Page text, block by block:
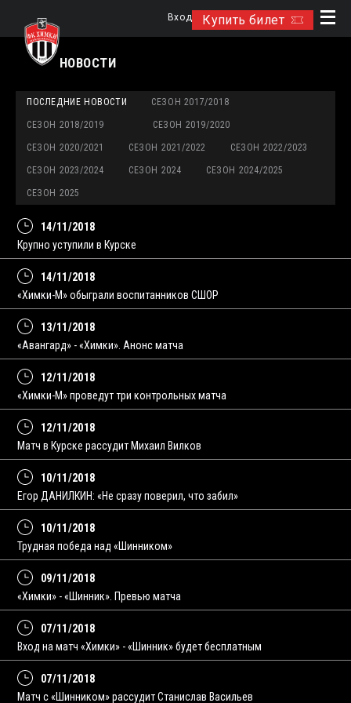
Купить билет
Вход
НОВОСТИ
ПОСЛЕДНИЕ НОВОСТИ СЕЗОН 2017/2018
СЕЗОН 2018/2019 СЕЗОН 2019/2020
СЕЗОН 2020/2021 СЕЗОН 2021/2022 СЕЗОН 2022/2023
СЕЗОН 2023/2024 СЕЗОН 2024 СЕЗОН 2024/2025
СЕЗОН 2025
14/11/2018
Крупно уступили в Курске
14/11/2018
«Химки-М» обыграли воспитанников СШОР
13/11/2018
«Авангард» - «Химки». Анонс матча
12/11/2018
«Химки-М» проведут три контрольных матча
12/11/2018
Матч в Курске рассудит Михаил Вилков
10/11/2018
Егор ДАНИЛКИН: «Не сразу поверил, что забил»
10/11/2018
Трудная победа над «Шинником»
09/11/2018
«Химки» - «Шинник». Превью матча
07/11/2018
Вход на матч «Химки» - «Шинник» будет бесплатным
07/11/2018
Матч с «Шинником» рассудит Станислав Васильев